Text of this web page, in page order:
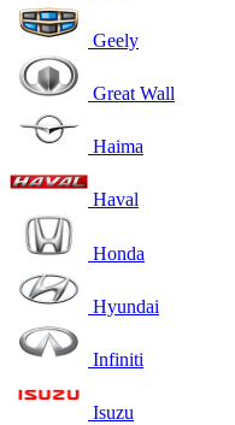
Geely
Great Wall
Haima
Haval
Honda
Hyundai
Infiniti
Isuzu